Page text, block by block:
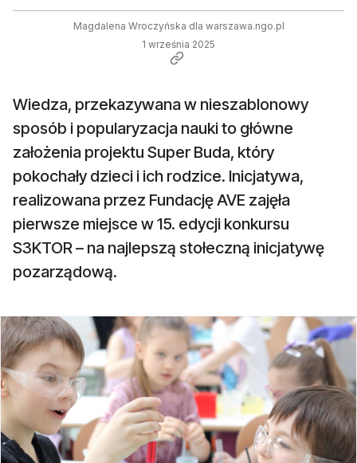
Magdalena Wroczyńska dla warszawa.ngo.pl
1 września 2025
Wiedza, przekazywana w nieszablonowy
sposób i popularyzacja nauki to główne
założenia projektu Super Buda, który
pokochały dzieci i ich rodzice. Inicjatywa,
realizowana przez Fundację AVE zajęła
pierwsze miejsce w 15. edycji konkursu
S3KTOR – na najlepszą stołeczną inicjatywę
pozarządową.